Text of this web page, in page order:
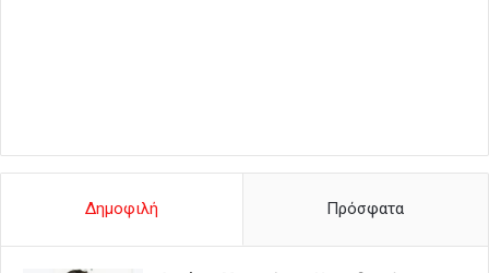
Δημοφιλή Πρόσφατα